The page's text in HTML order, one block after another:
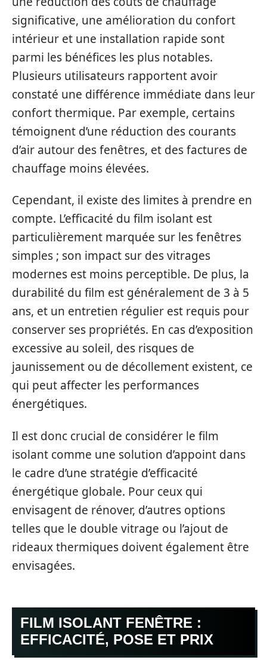
significative, une amélioration du confort
intérieur et une installation rapide sont
parmi les bénéfices les plus notables.
Plusieurs utilisateurs rapportent avoir
constaté une différence immédiate dans leur
confort thermique. Par exemple, certains
témoignent d’une réduction des courants
d’air autour des fenêtres, et des factures de
chauffage moins élevées.
Cependant, il existe des limites à prendre en
compte. L’efficacité du film isolant est
particulièrement marquée sur les fenêtres
simples ; son impact sur des vitrages
modernes est moins perceptible. De plus, la
durabilité du film est généralement de 3 à 5
ans, et un entretien régulier est requis pour
conserver ses propriétés. En cas d’exposition
excessive au soleil, des risques de
jaunissement ou de décollement existent, ce
qui peut affecter les performances
énergétiques.
Il est donc crucial de considérer le film
isolant comme une solution d’appoint dans
le cadre d’une stratégie d’efficacité
énergétique globale. Pour ceux qui
envisagent de rénover, d’autres options
telles que le double vitrage ou l’ajout de
rideaux thermiques doivent également être
envisagées.
FILM ISOLANT FENÊTRE :
EFFICACITÉ, POSE ET PRIX